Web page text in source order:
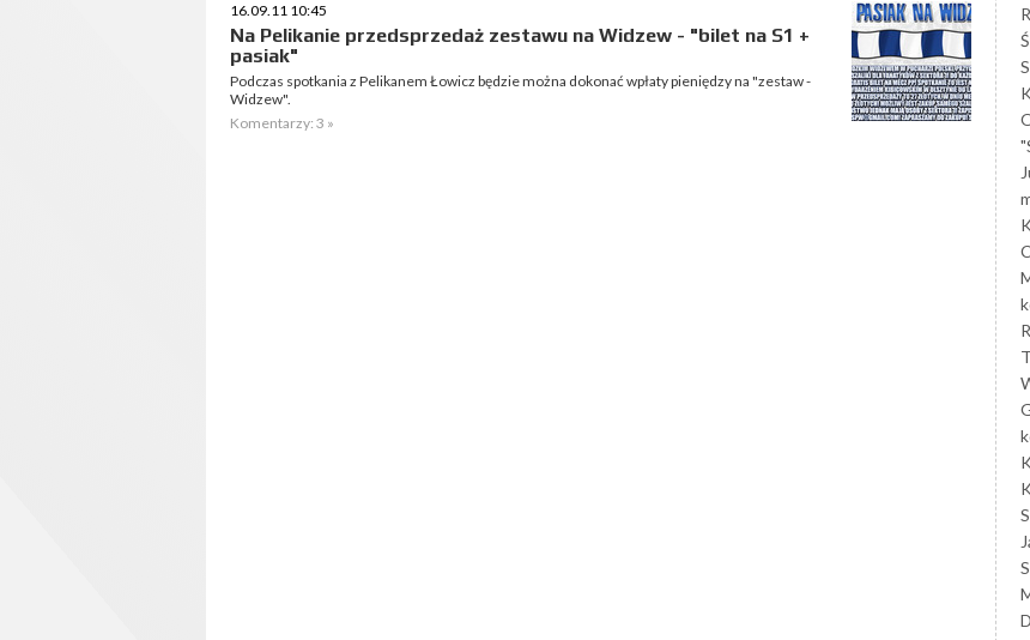
16.09.11 10:45
Na Pelikanie przedsprzedaż zestawu na Widzew - "bilet na S1 +
pasiak"
Podczas spotkania z Pelikanem Łowicz będzie można dokonać wpłaty pieniędzy na "zestaw -
Widzew".
Komentarzy: 3 »